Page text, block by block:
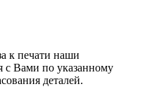
к печати наши
с Вами по указанному
деталей.